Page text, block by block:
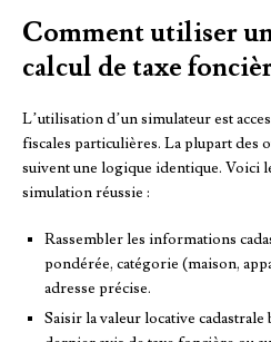
Comment utiliser
calcul de taxe
L’utilisation d’un simulateur est
fiscales particulières. La plupart des
suivent une logique identique. Voici
simulation réussie :
Rassembler les informations
pondérée, catégorie (maison,
adresse précise.
Saisir la valeur locative